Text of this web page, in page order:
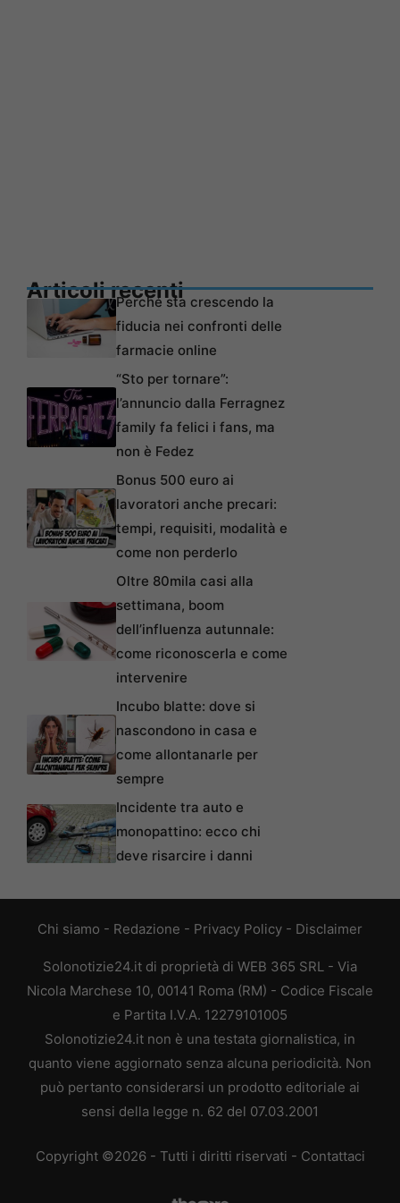
Articoli recentiPerché sta crescendo la
fiducia nei confronti delle
farmacie online
“Sto per tornare”:
l’annuncio dalla Ferragnez
family fa felici i fans, ma
non è Fedez
Bonus 500 euro ai
lavoratori anche precari:
tempi, requisiti, modalità e
come non perderlo
Oltre 80mila casi alla
settimana, boom
dell’influenza autunnale:
come riconoscerla e come
intervenire
Incubo blatte: dove si
nascondono in casa e
come allontanarle per
sempre
Incidente tra auto e
monopattino: ecco chi
deve risarcire i danni
Chi siamo - Redazione - Privacy Policy - Disclaimer
Solonotizie24.it di proprietà di WEB 365 SRL - Via
Nicola Marchese 10, 00141 Roma (RM) - Codice Fiscale
e Partita I.V.A. 12279101005
Solonotizie24.it non è una testata giornalistica, in
quanto viene aggiornato senza alcuna periodicità. Non
può pertanto considerarsi un prodotto editoriale ai
sensi della legge n. 62 del 07.03.2001
Copyright ©2026 - Tutti i diritti riservati - Contattaci